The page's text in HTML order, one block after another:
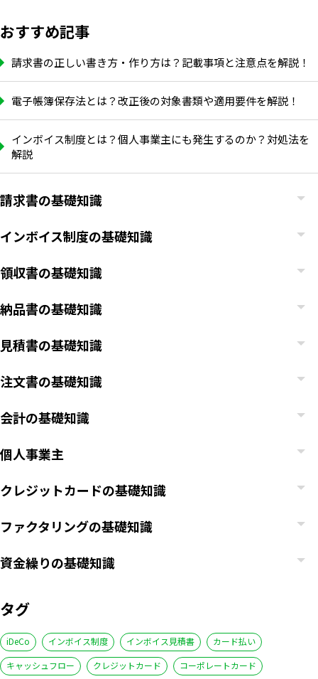
おすすめ記事
請求書の正しい書き方・作り方は？記載事項と注意点を解説！
電子帳簿保存法とは？改正後の対象書類や適用要件を解説！
インボイス制度とは？個人事業主にも発生するのか？対処法を
解説
請求書の基礎知識
インボイス制度の基礎知識
領収書の基礎知識
納品書の基礎知識
見積書の基礎知識
注文書の基礎知識
会計の基礎知識
個人事業主
クレジットカードの基礎知識
ファクタリングの基礎知識
資金繰りの基礎知識
タグ
iDeCo インボイス制度 インボイス見積書
カード払い
キャッシュフロー
クレジットカード コーポレートカード